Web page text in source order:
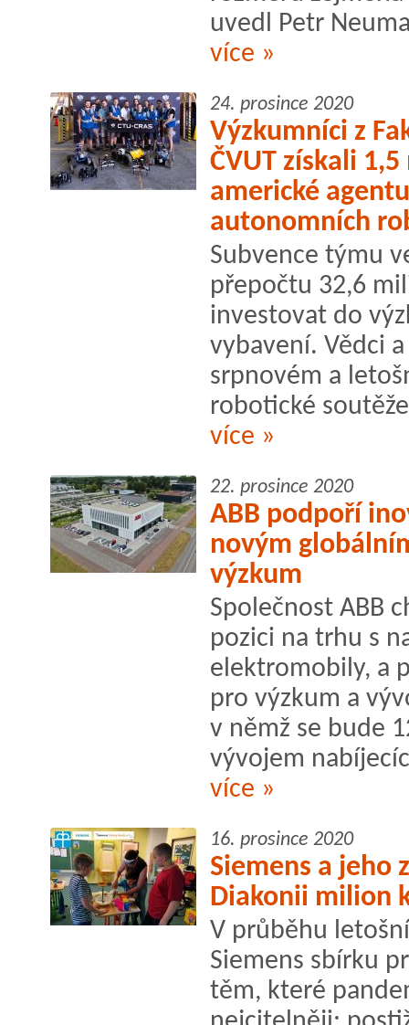
uvedl Petr
více »
24. prosince 2020
Výzkumníci z
ČVUT získali
americké
autonomních
Subvence týmu
přepočtu 32,6
investovat do
vybavení. Vědci
srpnovém a
robotické
více »
22. prosince 2020
ABB podpoří
novým
výzkum
Společnost ABB
pozici na trhu s
elektromobily, a
pro výzkum a
v němž se bude
vývojem
více »
16. prosince 2020
Siemens a jeho
Diakonii milion
V průběhu
Siemens sbírku
těm, které